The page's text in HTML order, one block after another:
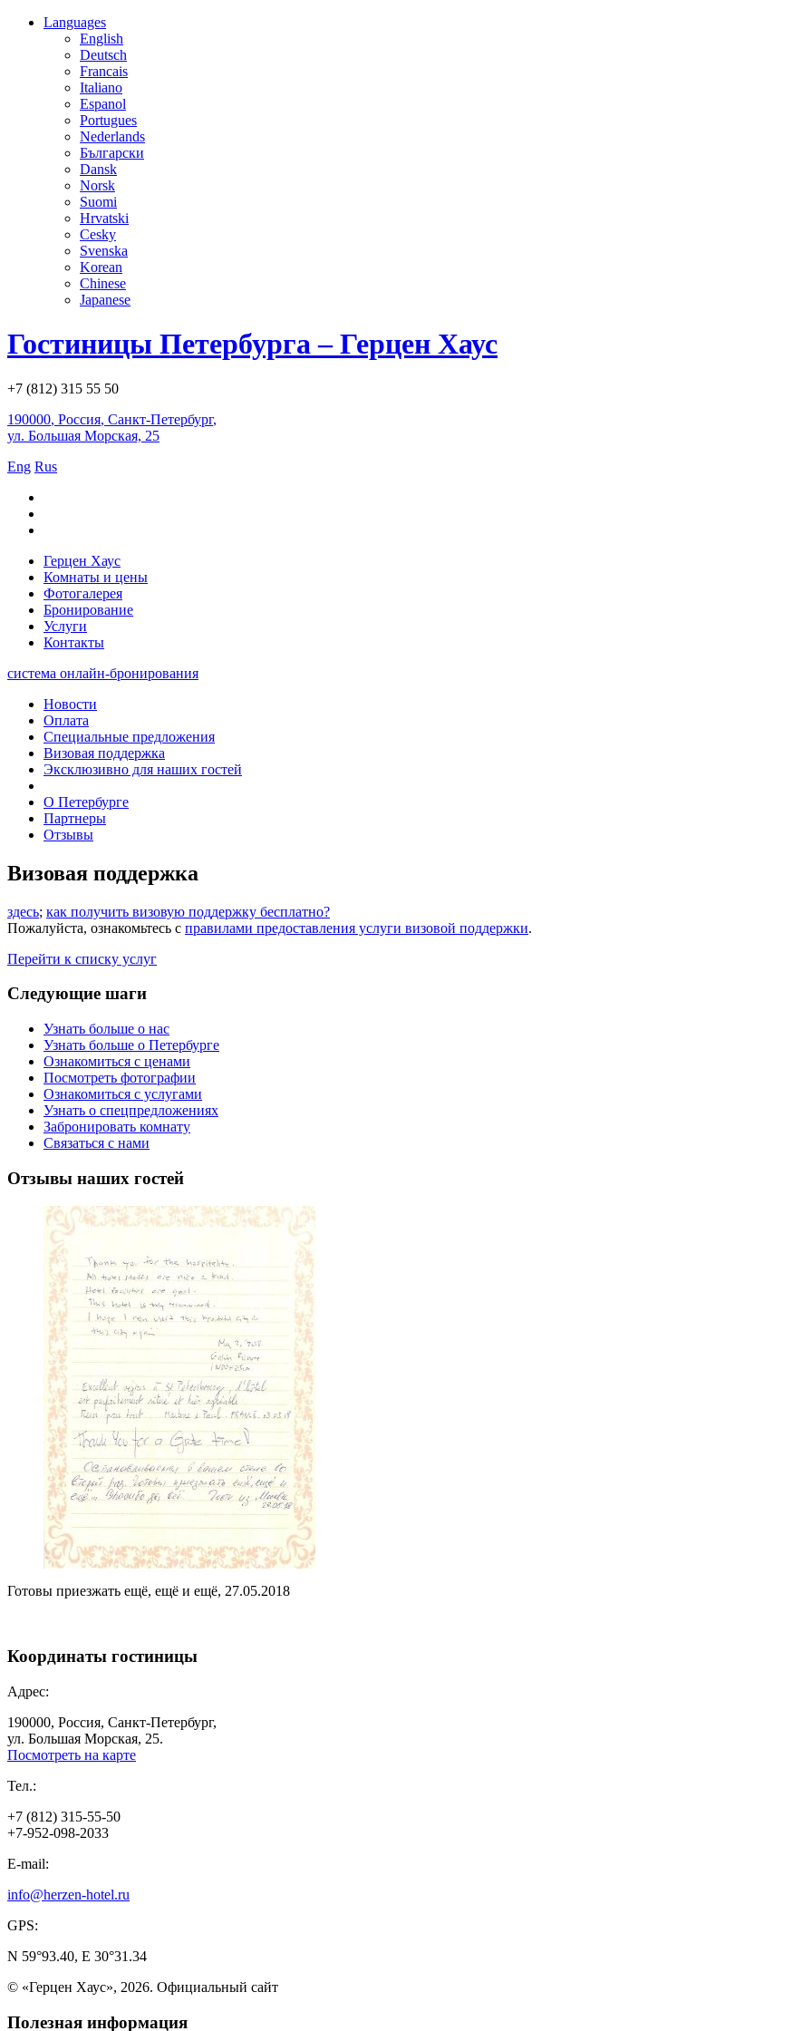
Languages
English
Deutsch
Francais
Italiano
Espanol
Portugues
Nederlands
Български
Dansk
Norsk
Suomi
Hrvatski
Cesky
Svenska
Korean
Chinese
Japanese
Гостиницы Петербурга – Герцен Хаус
+7 (812) 315 55 50
190000, Россия, Санкт-Петербург,
ул. Большая Морская, 25
Eng Rus
Герцен Хаус
Комнаты и цены
Фотогалерея
Бронирование
Услуги
Контакты
система онлайн-бронирования
Новости
Оплата
Специальные предложения
Визовая поддержка
Эксклюзивно для наших гостей
О Петербурге
Партнеры
Отзывы
Визовая поддержка
здесь; как получить визовую поддержку бесплатно?
Пожалуйста, ознакомьтесь с правилами предоставления услуги визовой поддержки.
Перейти к списку услуг
Следующие шаги
Узнать больше о нас
Узнать больше о Петербурге
Ознакомиться с ценами
Посмотреть фотографии
Ознакомиться с услугами
Узнать о спецпредложениях
Забронировать комнату
Связаться с нами
Отзывы наших гостей
Готовы приезжать ещё, ещё и ещё, 27.05.2018
Координаты гостиницы
Адрес:
190000, Россия, Санкт-Петербург,
ул. Большая Морская, 25.
Посмотреть на карте
Тел.:
+7 (812) 315-55-50
+7-952-098-2033
E-mail:
info@herzen-hotel.ru
GPS:
N 59°93.40, E 30°31.34
© «Герцен Хаус», 2026. Официальный сайт
Полезная информация